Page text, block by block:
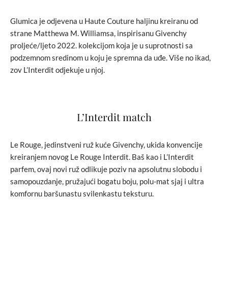
Glumica je odjevena u Haute Couture haljinu kreiranu od
strane Matthewa M. Williamsa, inspirisanu Givenchy
proljeće/ljeto 2022. kolekcijom koja je u suprotnosti sa
podzemnom sredinom u koju je spremna da uđe. Više no ikad,
zov L’Interdit odjekuje u njoj.
L’Interdit match
Le Rouge, jedinstveni ruž kuće Givenchy, ukida konvencije
kreiranjem novog Le Rouge Interdit. Baš kao i L’Interdit
parfem, ovaj novi ruž odlikuje poziv na apsolutnu slobodu i
samopouzdanje, pružajući bogatu boju, polu-mat sjaj i ultra
komfornu baršunastu svilenkastu teksturu.